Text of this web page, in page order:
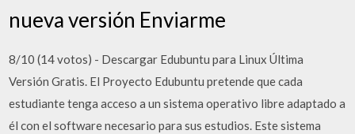
nueva versión Enviarme
8/10 (14 votos) - Descargar Edubuntu para Linux Última
Versión Gratis. El Proyecto Edubuntu pretende que cada
estudiante tenga acceso a un sistema operativo libre adaptado a
él con el software necesario para sus estudios. Este sistema